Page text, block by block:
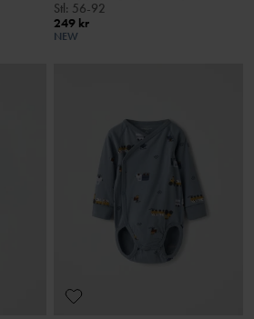
Stl: 56-92
249 kr
NEW